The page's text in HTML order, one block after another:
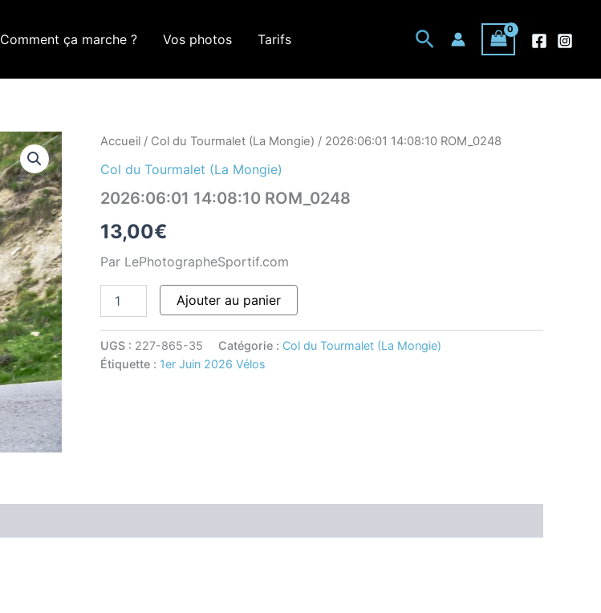
Comment ça marche ? Vos photos Tarifs Rechercher
Accueil / Col du Tourmalet (La Mongie) / 2026:06:01 14:08:10 ROM_0248
Col du Tourmalet (La Mongie)
2026:06:01 14:08:10 ROM_0248
13,00€
Par LePhotographeSportif.com
quantité
2026:06:01
ROM_0248
Ajouter au panier
UGS : 227-865-35 Catégorie : Col du Tourmalet (La Mongie)
Étiquette : 1er Juin 2026 Vélos